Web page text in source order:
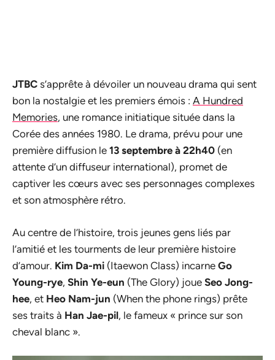
JTBC s’apprête à dévoiler un nouveau drama qui sent
bon la nostalgie et les premiers émois : A Hundred
Memories, une romance initiatique située dans la
Corée des années 1980. Le drama, prévu pour une
première diffusion le 13 septembre à 22h40 (en
attente d’un diffuseur international), promet de
captiver les cœurs avec ses personnages complexes
et son atmosphère rétro.
Au centre de l’histoire, trois jeunes gens liés par
l’amitié et les tourments de leur première histoire
d’amour. Kim Da-mi (Itaewon Class) incarne Go
Young-rye, Shin Ye-eun (The Glory) joue Seo Jong-
hee, et Heo Nam-jun (When the phone rings) prête
ses traits à Han Jae-pil, le fameux « prince sur son
cheval blanc ».